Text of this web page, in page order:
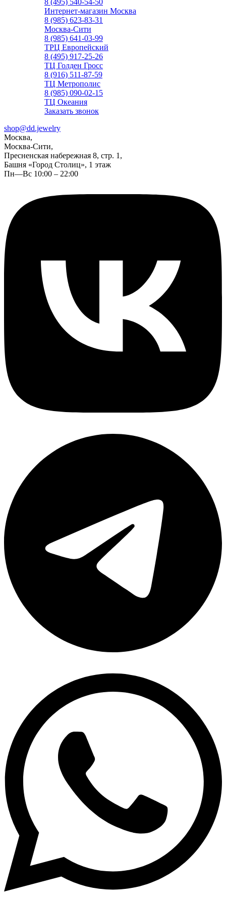
8 (495) 540-54-50
Интернет-магазин Москва
8 (985) 623-83-31
Москва-Сити
8 (985) 641-03-99
ТРЦ Европейский
8 (495) 917-25-26
ТЦ Голден Гросс
8 (916) 511-87-59
ТЦ Метрополис
8 (985) 090-02-15
ТЦ Океания
Заказать звонок
shop@dd.jewelry
Москва,
Москва-Сити,
Пресненская набережная 8, стр. 1,
Башня «Город Столиц», 1 этаж
Пн—Вс 10:00 – 22:00